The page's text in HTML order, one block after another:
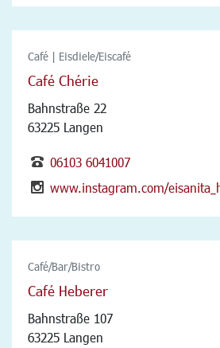
Café | Eisdiele/Eiscafé
Café Chérie
Bahnstraße 22
63225 Langen
06103 6041007
www.instagram.com/
Café/Bar/Bistro
Café Heberer
Bahnstraße 107
63225 Langen